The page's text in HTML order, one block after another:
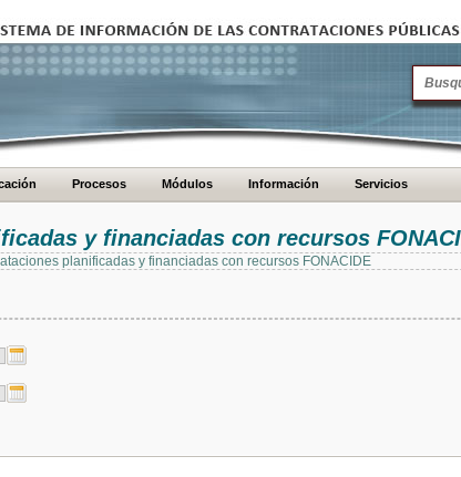
Procesos Módulos Información Servicios
y financiadas con recursos
planificadas y financiadas con recursos FONACIDE